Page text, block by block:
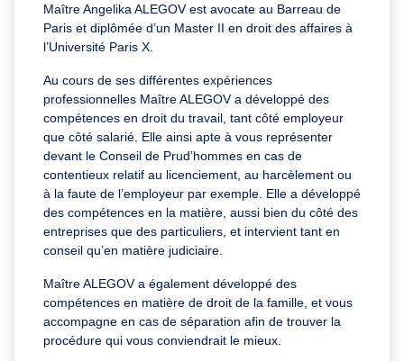
Maître Angelika ALEGOV est avocate au Barreau de
Paris et diplômée d’un Master II en droit des affaires à
l’Université Paris X.
Au cours de ses différentes expériences
professionnelles Maître ALEGOV a développé des
compétences en droit du travail, tant côté employeur
que côté salarié. Elle ainsi apte à vous représenter
devant le Conseil de Prud’hommes en cas de
contentieux relatif au licenciement, au harcèlement ou
à la faute de l’employeur par exemple. Elle a développé
des compétences en la matière, aussi bien du côté des
entreprises que des particuliers, et intervient tant en
conseil qu’en matière judiciaire.
Maître ALEGOV a également développé des
compétences en matière de droit de la famille, et vous
accompagne en cas de séparation afin de trouver la
procédure qui vous conviendrait le mieux.